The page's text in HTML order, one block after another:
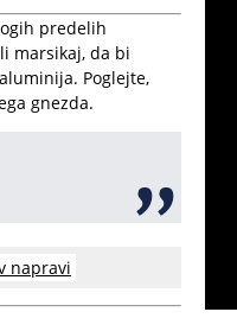
predelih
marsikaj, da bi
Poglejte,
gnezda.
napravi